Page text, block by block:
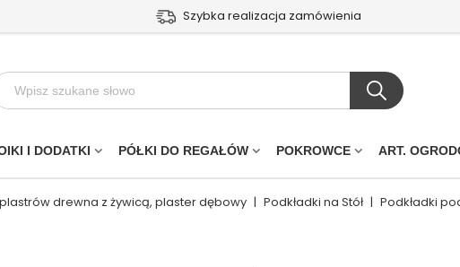
Szybka realizacja zamówienia
I DODATKI PÓŁKI DO REGAŁÓW POKROWCE ART.
drewna z żywicą, plaster dębowy | Podkładki na Stół | Podkładki